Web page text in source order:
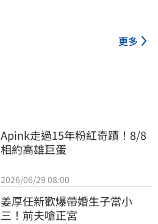
更多
Apink走過15年粉紅奇蹟！8/8
相約高雄巨蛋
2026/06/29 08:00
姜厚任新歡爆帶婚生子當小
三！前夫嗆正宮